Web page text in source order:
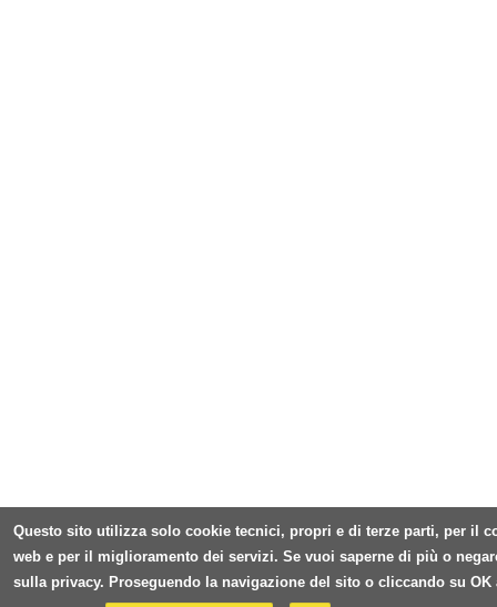
Questo sito utilizza solo cookie tecnici, propri e di terze parti, per il
web e per il miglioramento dei servizi. Se vuoi saperne di più o
sulla privacy. Proseguendo la navigazione del sito o cliccando su